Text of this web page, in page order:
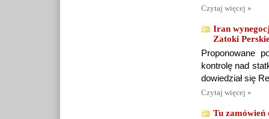
Czytaj więcej »
Iran
Zatoki
Proponowane
kontrolę nad
dowiedział się
Czytaj więcej »
Tu zamówień